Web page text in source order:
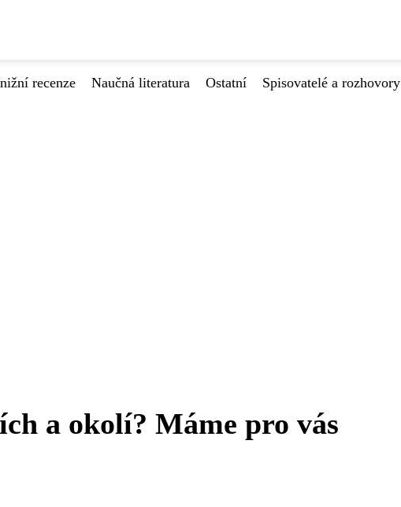
recenze Naučná literatura Ostatní Spisovatelé a rozhovory
a okolí? Máme pro vás